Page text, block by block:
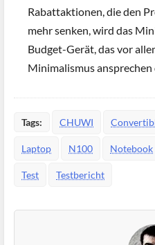
Rabattaktionen, die den
mehr senken, wird das
Budget-Gerät, das vor
Minimalismus
Tags: CHUWI
Laptop N100 Notebook
Test Testbericht